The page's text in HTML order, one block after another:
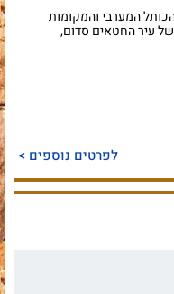
המערבי והמקומות
עיר החטאים סדום,
לפרטים נוספים >